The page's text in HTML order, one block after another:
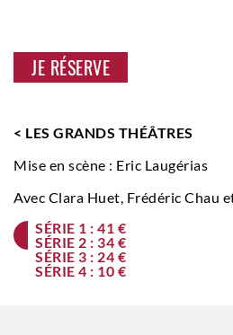
JE RÉSERVE
< LES GRANDS THÉÂTRES
Mise en scène : Eric Laugérias
Avec Clara Huet, Frédéric Chau
SÉRIE 1 : 41 €
SÉRIE 2 : 34 €
SÉRIE 3 : 24 €
SÉRIE 4 : 10 €